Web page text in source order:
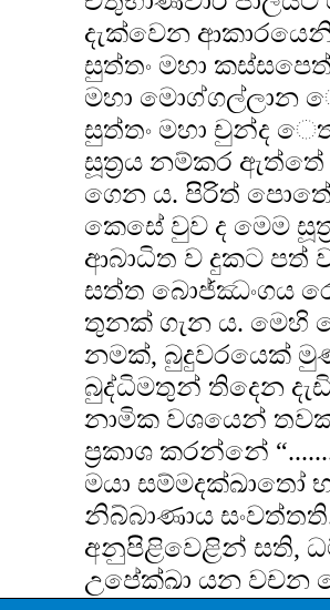
දැක්වෙන
සුත්තං මහා
මහා මොග්ගල්ලාන
සුත්තං මහා චුන්ද
සූත්‍රය නම්කර
ගෙන ය. පිරිත්
කෙසේ වුව ද මෙම
ආබාධිත ව දුකට පත්
සත්ත බොජ්ඣංගය
තුනක් ගැන ය. මෙහි
නමක්, බුදුවරයෙක්
බුද්ධිමතුන් තිදෙන
නාමික වශයෙන්
ප්‍රකාශ කරන්නේ
මයා සම්මදක්ඛාතෝ
නිබ්බාණාය
අනුපිළිවෙළින් සති,
උපේක්ඛා යන වචන